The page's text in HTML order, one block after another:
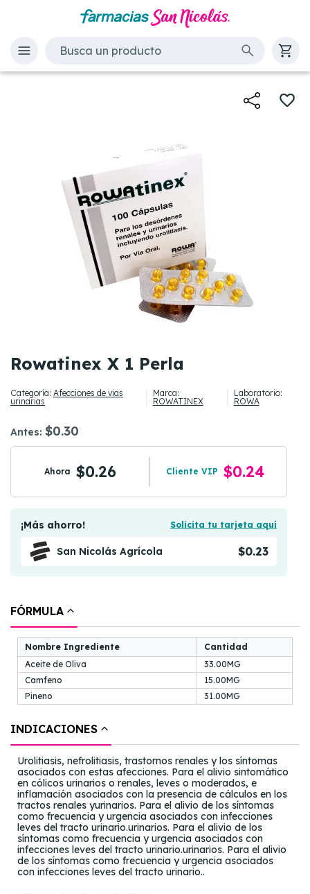
Rowatinex X 1 Perla
Categoría: Afecciones de vias
urinarias
Marca:
ROWATINEX
Laboratorio:
ROWA
Antes: $0.30
Ahora $0.26 Cliente VIP $0.24
¡Más ahorro! Solicita tu tarjeta aquí
San Nicolás Agrícola $0.23
FÓRMULA
Nombre Ingrediente
Cantidad
Aceite de Oliva
33.00MG
Camfeno
15.00MG
Pineno
31.00MG
INDICACIONES
Urolitiasis, nefrolitiasis, trastornos renales y los síntomas
asociados con estas afecciones. Para el alivio sintomático
en cólicos urinarios o renales, leves o moderados, e
inflamación asociados con la presencia de cálculos en los
tractos renales yurinarios. Para el alivio de los síntomas
como frecuencia y urgencia asociados con infecciones
leves del tracto urinario.urinarios. Para el alivio de los
síntomas como frecuencia y urgencia asociados con
infecciones leves del tracto urinario.urinarios. Para el alivio
de los síntomas como frecuencia y urgencia asociados
con infecciones leves del tracto urinario..